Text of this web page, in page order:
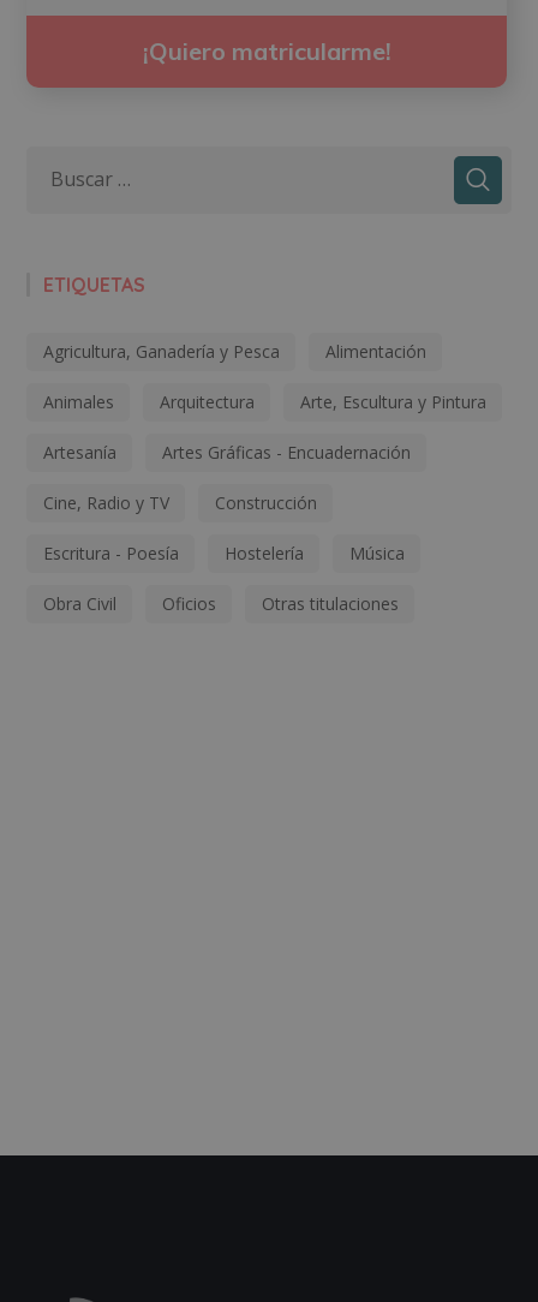
¡Quiero matricularme!
ETIQUETAS
Agricultura, Ganadería y Pesca Alimentación
Animales Arquitectura Arte, Escultura y Pintura
Artesanía Artes Gráficas - Encuadernación
Cine, Radio y TV Construcción
Escritura - Poesía Hostelería Música
Obra Civil Oficios Otras titulaciones